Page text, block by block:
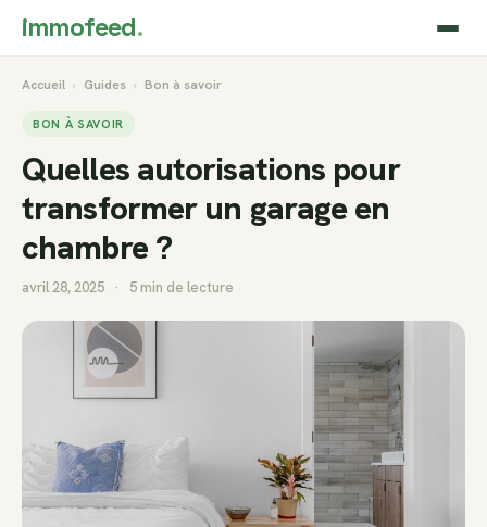
immofeed.
Accueil › Guides › Bon à savoir
BON À SAVOIR
Quelles autorisations pour
transformer un garage en
chambre ?
avril 28, 2025 · 5 min de lecture